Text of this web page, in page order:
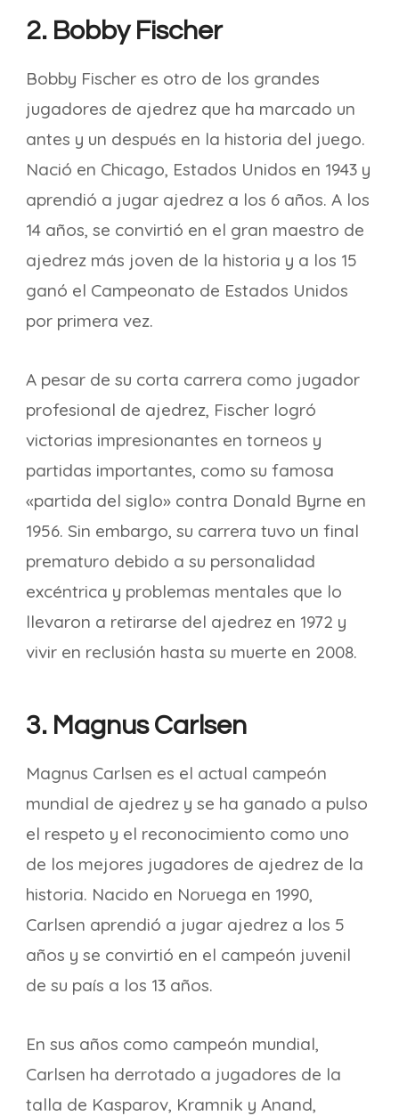
2. Bobby Fischer
Bobby Fischer es otro de los grandes
jugadores de ajedrez que ha marcado un
antes y un después en la historia del juego.
Nació en Chicago, Estados Unidos en 1943 y
aprendió a jugar ajedrez a los 6 años. A los
14 años, se convirtió en el gran maestro de
ajedrez más joven de la historia y a los 15
ganó el Campeonato de Estados Unidos
por primera vez.
A pesar de su corta carrera como jugador
profesional de ajedrez, Fischer logró
victorias impresionantes en torneos y
partidas importantes, como su famosa
«partida del siglo» contra Donald Byrne en
1956. Sin embargo, su carrera tuvo un final
prematuro debido a su personalidad
excéntrica y problemas mentales que lo
llevaron a retirarse del ajedrez en 1972 y
vivir en reclusión hasta su muerte en 2008.
3. Magnus Carlsen
Magnus Carlsen es el actual campeón
mundial de ajedrez y se ha ganado a pulso
el respeto y el reconocimiento como uno
de los mejores jugadores de ajedrez de la
historia. Nacido en Noruega en 1990,
Carlsen aprendió a jugar ajedrez a los 5
años y se convirtió en el campeón juvenil
de su país a los 13 años.
En sus años como campeón mundial,
Carlsen ha derrotado a jugadores de la
talla de Kasparov, Kramnik y Anand,